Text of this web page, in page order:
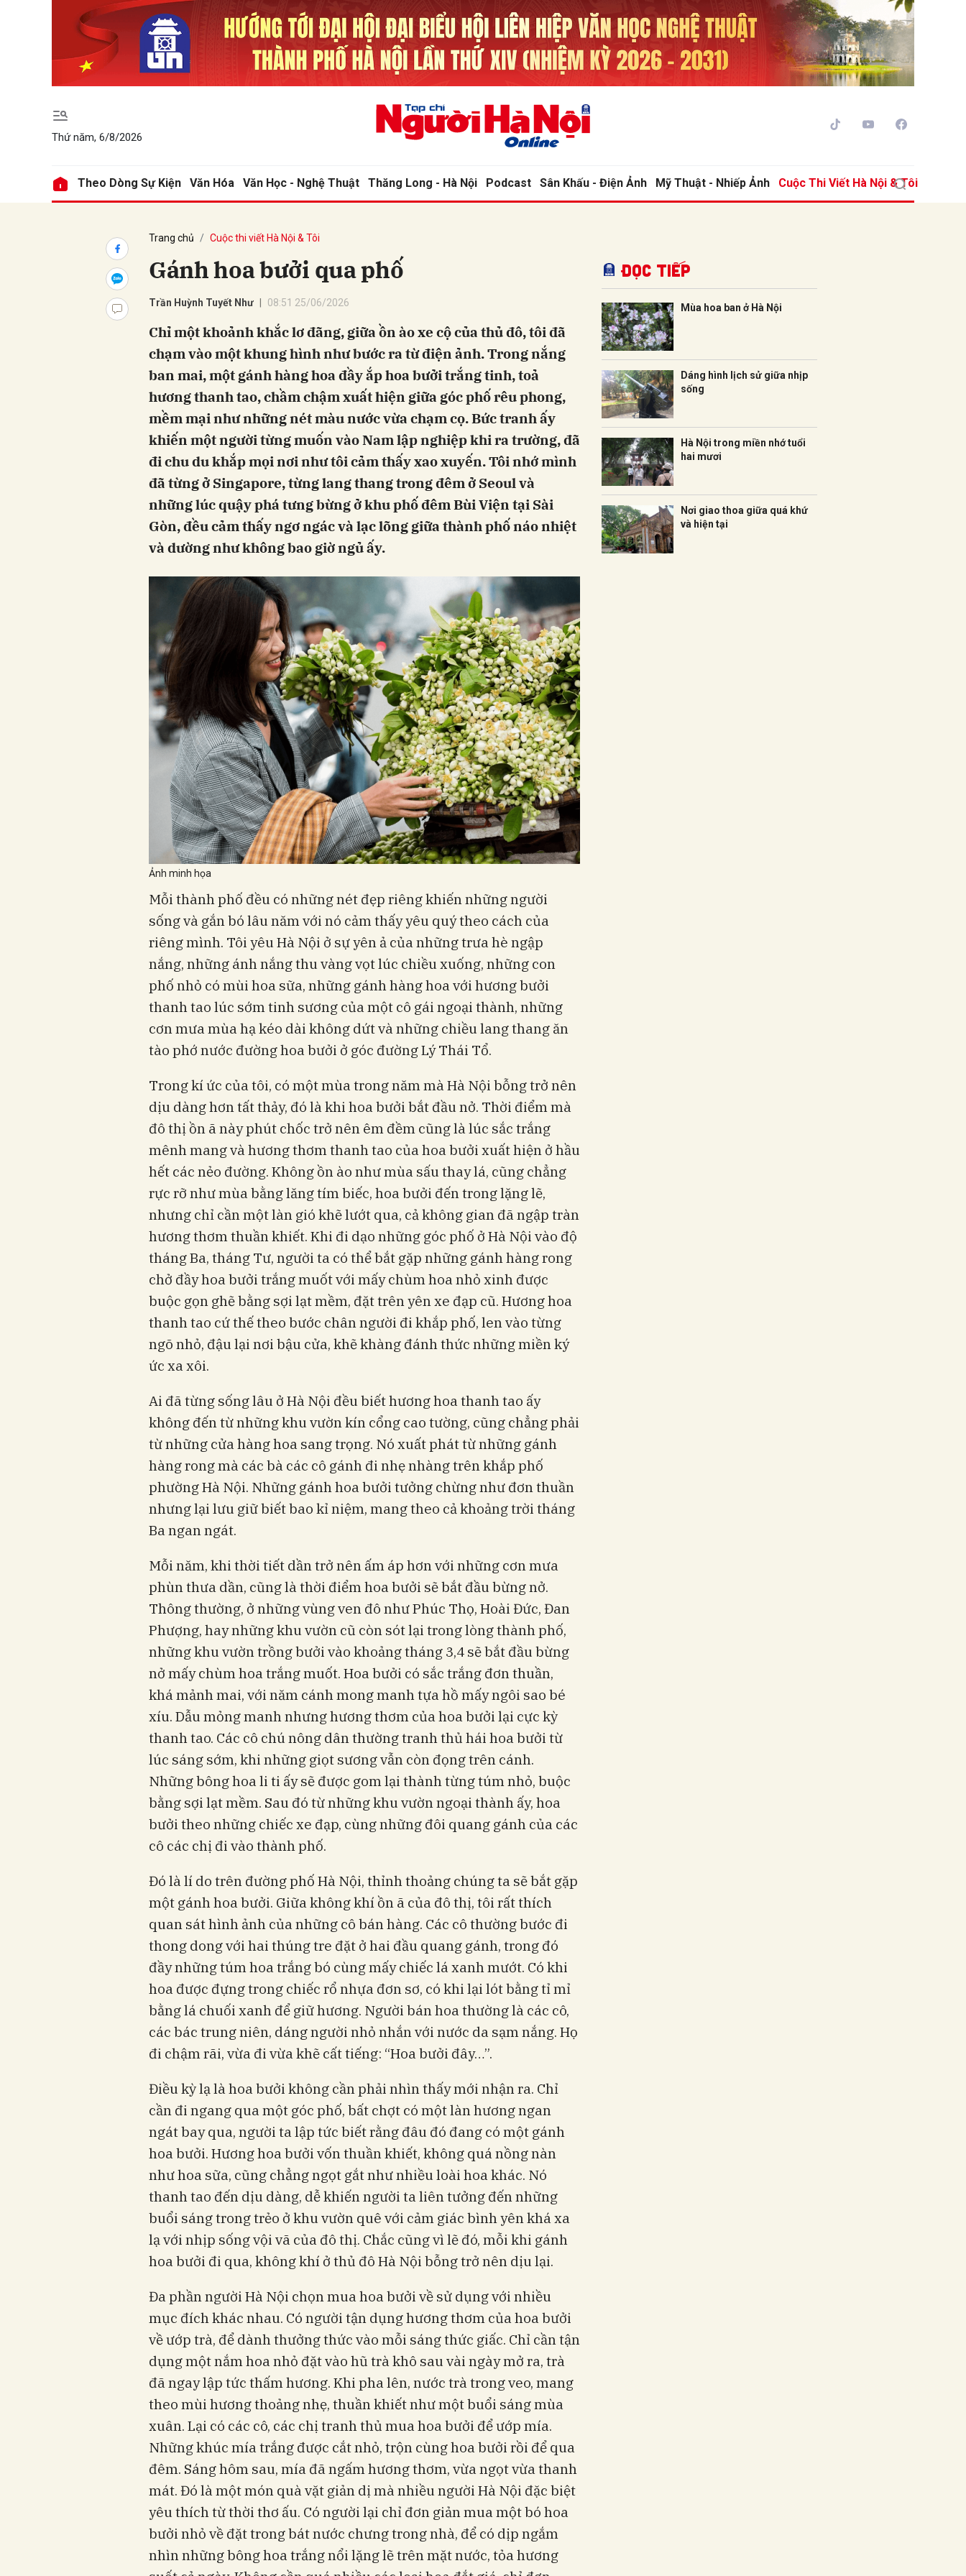
Thứ năm, 6/8/2026
Theo Dòng Sự Kiện Văn Hóa Văn Học - Nghệ Thuật Thăng Long - Hà Nội Podcast Sân Khấu - Điện Ảnh Mỹ Thuật - Nhiếp Ảnh Cuộc Thi Viết Hà Nội & Tôi
Trang chủ Cuộc thi viết Hà Nội & Tôi
Gánh hoa bưởi qua phố
Trần Huỳnh Tuyết Như 08:51 25/06/2026
Chỉ một khoảnh khắc lơ đãng, giữa ồn ào xe cộ của thủ đô, tôi đã
chạm vào một khung hình như bước ra từ điện ảnh. Trong nắng
ban mai, một gánh hàng hoa đầy ắp hoa bưởi trắng tinh, toả
hương thanh tao, chầm chậm xuất hiện giữa góc phố rêu phong,
mềm mại như những nét màu nước vừa chạm cọ. Bức tranh ấy
khiến một người từng muốn vào Nam lập nghiệp khi ra trường, đã
đi chu du khắp mọi nơi như tôi cảm thấy xao xuyến. Tôi nhớ mình
đã từng ở Singapore, từng lang thang trong đêm ở Seoul và
những lúc quậy phá tưng bừng ở khu phố đêm Bùi Viện tại Sài
Gòn, đều cảm thấy ngơ ngác và lạc lõng giữa thành phố náo nhiệt
và dường như không bao giờ ngủ ấy.
Ảnh minh họa
Mỗi thành phố đều có những nét đẹp riêng khiến những người
sống và gắn bó lâu năm với nó cảm thấy yêu quý theo cách của
riêng mình. Tôi yêu Hà Nội ở sự yên ả của những trưa hè ngập
nắng, những ánh nắng thu vàng vọt lúc chiều xuống, những con
phố nhỏ có mùi hoa sữa, những gánh hàng hoa với hương bưởi
thanh tao lúc sớm tinh sương của một cô gái ngoại thành, những
cơn mưa mùa hạ kéo dài không dứt và những chiều lang thang ăn
tào phớ nước đường hoa bưởi ở góc đường Lý Thái Tổ.
Trong kí ức của tôi, có một mùa trong năm mà Hà Nội bỗng trở nên
dịu dàng hơn tất thảy, đó là khi hoa bưởi bắt đầu nở. Thời điểm mà
đô thị ồn ã này phút chốc trở nên êm đềm cũng là lúc sắc trắng
mênh mang và hương thơm thanh tao của hoa bưởi xuất hiện ở hầu
hết các nẻo đường. Không ồn ào như mùa sấu thay lá, cũng chẳng
rực rỡ như mùa bằng lăng tím biếc, hoa bưởi đến trong lặng lẽ,
nhưng chỉ cần một làn gió khẽ lướt qua, cả không gian đã ngập tràn
hương thơm thuần khiết. Khi đi dạo những góc phố ở Hà Nội vào độ
tháng Ba, tháng Tư, người ta có thể bắt gặp những gánh hàng rong
chở đầy hoa bưởi trắng muốt với mấy chùm hoa nhỏ xinh được
buộc gọn ghẽ bằng sợi lạt mềm, đặt trên yên xe đạp cũ. Hương hoa
thanh tao cứ thế theo bước chân người đi khắp phố, len vào từng
ngõ nhỏ, đậu lại nơi bậu cửa, khẽ khàng đánh thức những miền ký
ức xa xôi.
Ai đã từng sống lâu ở Hà Nội đều biết hương hoa thanh tao ấy
không đến từ những khu vườn kín cổng cao tường, cũng chẳng phải
từ những cửa hàng hoa sang trọng. Nó xuất phát từ những gánh
hàng rong mà các bà các cô gánh đi nhẹ nhàng trên khắp phố
phường Hà Nội. Những gánh hoa bưởi tưởng chừng như đơn thuần
nhưng lại lưu giữ biết bao kỉ niệm, mang theo cả khoảng trời tháng
Ba ngan ngát.
Mỗi năm, khi thời tiết dần trở nên ấm áp hơn với những cơn mưa
phùn thưa dần, cũng là thời điểm hoa bưởi sẽ bắt đầu bừng nở.
Thông thường, ở những vùng ven đô như Phúc Thọ, Hoài Đức, Đan
Phượng, hay những khu vườn cũ còn sót lại trong lòng thành phố,
những khu vườn trồng bưởi vào khoảng tháng 3,4 sẽ bắt đầu bừng
nở mấy chùm hoa trắng muốt. Hoa bưởi có sắc trắng đơn thuần,
khá mảnh mai, với năm cánh mong manh tựa hồ mấy ngôi sao bé
xíu. Dẫu mỏng manh nhưng hương thơm của hoa bưởi lại cực kỳ
thanh tao. Các cô chú nông dân thường tranh thủ hái hoa bưởi từ
lúc sáng sớm, khi những giọt sương vẫn còn đọng trên cánh.
Những bông hoa li ti ấy sẽ được gom lại thành từng túm nhỏ, buộc
bằng sợi lạt mềm. Sau đó từ những khu vườn ngoại thành ấy, hoa
bưởi theo những chiếc xe đạp, cùng những đôi quang gánh của các
cô các chị đi vào thành phố.
Đó là lí do trên đường phố Hà Nội, thỉnh thoảng chúng ta sẽ bắt gặp
một gánh hoa bưởi. Giữa không khí ồn ã của đô thị, tôi rất thích
quan sát hình ảnh của những cô bán hàng. Các cô thường bước đi
thong dong với hai thúng tre đặt ở hai đầu quang gánh, trong đó
đầy những túm hoa trắng bó cùng mấy chiếc lá xanh mướt. Có khi
hoa được đựng trong chiếc rổ nhựa đơn sơ, có khi lại lót bằng tỉ mỉ
bằng lá chuối xanh để giữ hương. Người bán hoa thường là các cô,
các bác trung niên, dáng người nhỏ nhắn với nước da sạm nắng. Họ
đi chậm rãi, vừa đi vừa khẽ cất tiếng: “Hoa bưởi đây…”.
Điều kỳ lạ là hoa bưởi không cần phải nhìn thấy mới nhận ra. Chỉ
cần đi ngang qua một góc phố, bất chợt có một làn hương ngan
ngát bay qua, người ta lập tức biết rằng đâu đó đang có một gánh
hoa bưởi. Hương hoa bưởi vốn thuần khiết, không quá nồng nàn
như hoa sữa, cũng chẳng ngọt gắt như nhiều loài hoa khác. Nó
thanh tao đến dịu dàng, dễ khiến người ta liên tưởng đến những
buổi sáng trong trẻo ở khu vườn quê với cảm giác bình yên khá xa
lạ với nhịp sống vội vã của đô thị. Chắc cũng vì lẽ đó, mỗi khi gánh
hoa bưởi đi qua, không khí ở thủ đô Hà Nội bỗng trở nên dịu lại.
Đa phần người Hà Nội chọn mua hoa bưởi về sử dụng với nhiều
mục đích khác nhau. Có người tận dụng hương thơm của hoa bưởi
về ướp trà, để dành thưởng thức vào mỗi sáng thức giấc. Chỉ cần tận
dụng một nắm hoa nhỏ đặt vào hũ trà khô sau vài ngày mở ra, trà
đã ngay lập tức thấm hương. Khi pha lên, nước trà trong veo, mang
theo mùi hương thoảng nhẹ, thuần khiết như một buổi sáng mùa
xuân. Lại có các cô, các chị tranh thủ mua hoa bưởi để ướp mía.
Những khúc mía trắng được cắt nhỏ, trộn cùng hoa bưởi rồi để qua
đêm. Sáng hôm sau, mía đã ngấm hương thơm, vừa ngọt vừa thanh
mát. Đó là một món quà vặt giản dị mà nhiều người Hà Nội đặc biệt
yêu thích từ thời thơ ấu. Có người lại chỉ đơn giản mua một bó hoa
bưởi nhỏ về đặt trong bát nước chưng trong nhà, để có dịp ngắm
nhìn những bông hoa trắng nổi lặng lẽ trên mặt nước, tỏa hương
Đọc tiếp
Mùa hoa ban ở Hà Nội
Dáng hình lịch sử giữa nhịp
sống
Hà Nội trong miền nhớ tuổi
hai mươi
Nơi giao thoa giữa quá khứ
và hiện tại
Gửi bình luận